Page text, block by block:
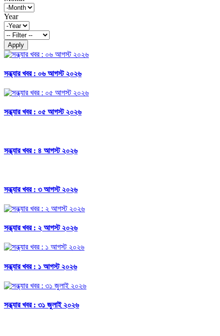
Year
Apply
সন্ধ্যার খবর : ০৬ আগস্ট ২০২৬
সন্ধ্যার খবর : ০৫ আগস্ট ২০২৬
সন্ধ্যার খবর : ৪ আগস্ট ২০২৬
সন্ধ্যার খবর : ৩ আগস্ট ২০২৬
সন্ধ্যার খবর : ২ আগস্ট ২০২৬
সন্ধ্যার খবর : ১ আগস্ট ২০২৬
সন্ধ্যার খবর : ৩১ জুলাই ২০২৬